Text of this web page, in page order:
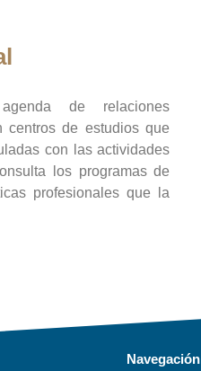
de relaciones
centros de estudios que
con las actividades
los programas de
profesionales que la
Navegación